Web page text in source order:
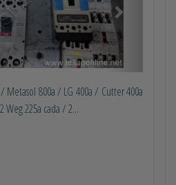
Metasol 800a / LG 400a / Cutter 400a
Weg 225a cada / 2...